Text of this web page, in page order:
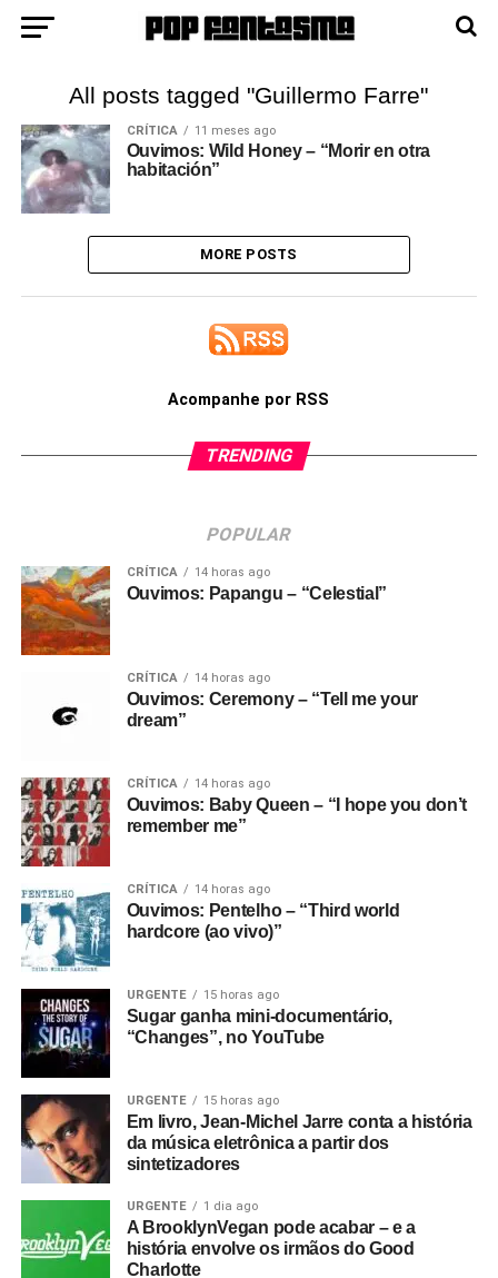
All posts tagged "Guillermo Farre"
CRÍTICA 11 meses ago
Ouvimos: Wild Honey – “Morir en otra
habitación”
MORE POSTS
Acompanhe por RSS
TRENDING
POPULAR
CRÍTICA 14 horas ago
Ouvimos: Papangu – “Celestial”
CRÍTICA 14 horas ago
Ouvimos: Ceremony – “Tell me your
dream”
CRÍTICA 14 horas ago
Ouvimos: Baby Queen – “I hope you don’t
remember me”
CRÍTICA 14 horas ago
Ouvimos: Pentelho – “Third world
hardcore (ao vivo)”
URGENTE 15 horas ago
Sugar ganha mini-documentário,
“Changes”, no YouTube
URGENTE 15 horas ago
Em livro, Jean-Michel Jarre conta a história
da música eletrônica a partir dos
sintetizadores
URGENTE 1 dia ago
A BrooklynVegan pode acabar – e a
história envolve os irmãos do Good
Charlotte